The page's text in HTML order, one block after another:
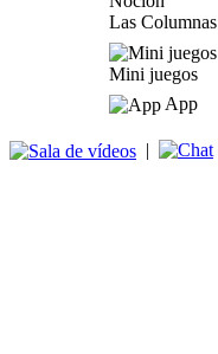
Las Columnas
Mini juegos
App
|